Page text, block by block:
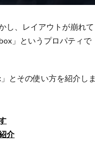
し、レイアウトが崩れて
」というプロパティで
とその使い方を紹介しま
介